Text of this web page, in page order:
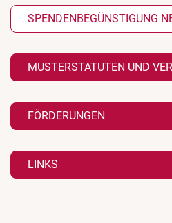
SPENDENBEGÜNSTIGUNG
MUSTERSTATUTEN UND
FÖRDERUNGEN
LINKS